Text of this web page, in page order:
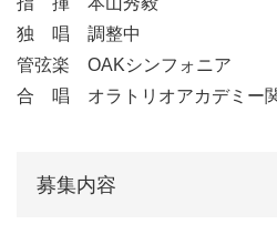
独 唱 調整中
管弦楽 OAKシンフォニア
合 唱 オラトリオアカデミー
募集内容